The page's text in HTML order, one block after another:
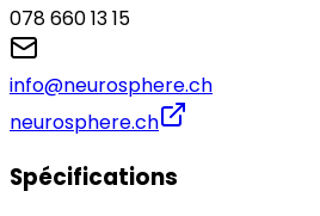
078 660 13 15
info@neurosphere.ch
neurosphere.ch
Spécifications